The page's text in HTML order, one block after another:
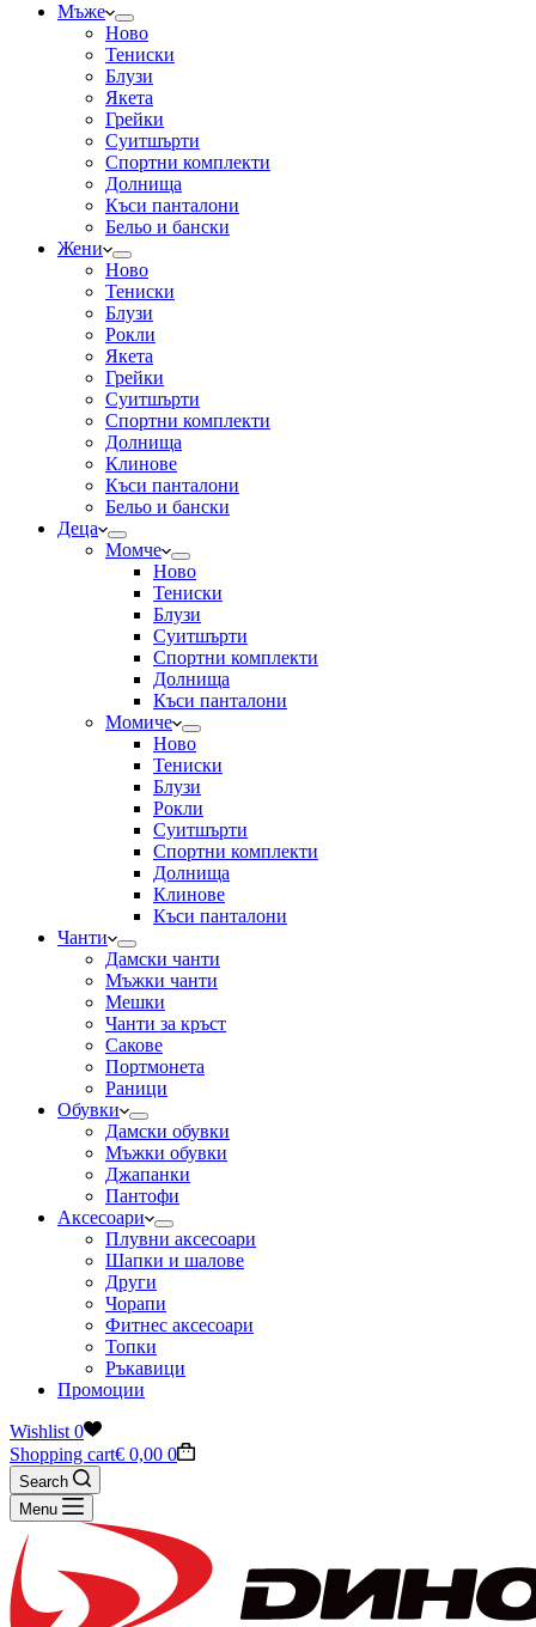
Мъже
Ново
Тениски
Блузи
Якета
Грейки
Суитшърти
Спортни комплекти
Долнища
Къси панталони
Бельо и бански
Жени
Ново
Тениски
Блузи
Рокли
Якета
Грейки
Суитшърти
Спортни комплекти
Долнища
Клинове
Къси панталони
Бельо и бански
Деца
Момче
Ново
Тениски
Блузи
Суитшърти
Спортни комплекти
Долнища
Къси панталони
Момиче
Ново
Тениски
Блузи
Рокли
Суитшърти
Спортни комплекти
Долнища
Клинове
Къси панталони
Чанти
Дамски чанти
Мъжки чанти
Мешки
Чанти за кръст
Сакове
Портмонета
Раници
Обувки
Дамски обувки
Мъжки обувки
Джапанки
Пантофи
Аксесоари
Плувни аксесоари
Шапки и шалове
Други
Чорапи
Фитнес аксесоари
Топки
Ръкавици
Промоции
Wishlist 0
Shopping cart€ 0,00 0
Search
Menu